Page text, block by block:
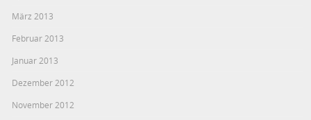
März 2013
Februar 2013
Januar 2013
Dezember 2012
November 2012